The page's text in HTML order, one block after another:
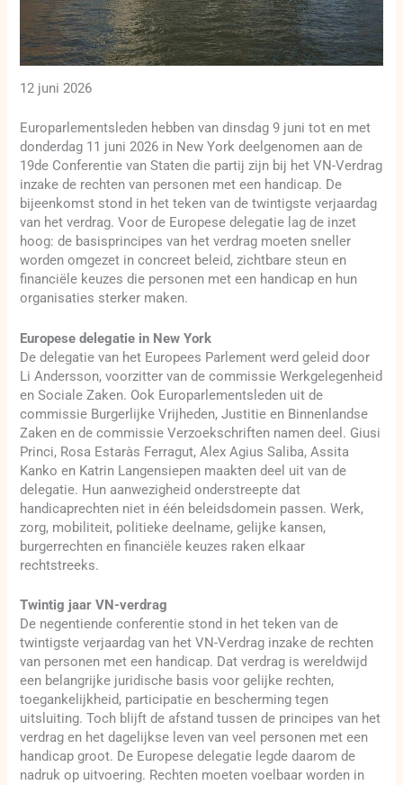
12 juni 2026
Europarlementsleden hebben van dinsdag 9 juni tot en met
donderdag 11 juni 2026 in New York deelgenomen aan de
19de Conferentie van Staten die partij zijn bij het VN-Verdrag
inzake de rechten van personen met een handicap. De
bijeenkomst stond in het teken van de twintigste verjaardag
van het verdrag. Voor de Europese delegatie lag de inzet
hoog: de basisprincipes van het verdrag moeten sneller
worden omgezet in concreet beleid, zichtbare steun en
financiële keuzes die personen met een handicap en hun
organisaties sterker maken.
Europese delegatie in New York
De delegatie van het Europees Parlement werd geleid door
Li Andersson, voorzitter van de commissie Werkgelegenheid
en Sociale Zaken. Ook Europarlementsleden uit de
commissie Burgerlijke Vrijheden, Justitie en Binnenlandse
Zaken en de commissie Verzoekschriften namen deel. Giusi
Princi, Rosa Estaràs Ferragut, Alex Agius Saliba, Assita
Kanko en Katrin Langensiepen maakten deel uit van de
delegatie. Hun aanwezigheid onderstreepte dat
handicaprechten niet in één beleidsdomein passen. Werk,
zorg, mobiliteit, politieke deelname, gelijke kansen,
burgerrechten en financiële keuzes raken elkaar
rechtstreeks.
Twintig jaar VN-verdrag
De negentiende conferentie stond in het teken van de
twintigste verjaardag van het VN-Verdrag inzake de rechten
van personen met een handicap. Dat verdrag is wereldwijd
een belangrijke juridische basis voor gelijke rechten,
toegankelijkheid, participatie en bescherming tegen
uitsluiting. Toch blijft de afstand tussen de principes van het
verdrag en het dagelijkse leven van veel personen met een
handicap groot. De Europese delegatie legde daarom de
nadruk op uitvoering. Rechten moeten voelbaar worden in